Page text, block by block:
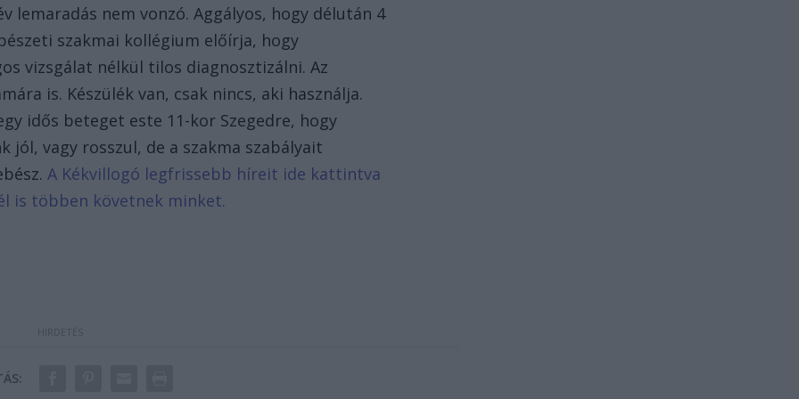
lemaradás nem vonzó. Aggályos, hogy délután 4
szakmai kollégium előírja, hogy
vizsgálat nélkül tilos diagnosztizálni. Az
is. Készülék van, csak nincs, aki használja.
idős beteget este 11-kor Szegedre, hogy
jól, vagy rosszul, de a szakma szabályait
A Kékvillogó legfrissebb híreit ide kattintva
is többen követnek minket.